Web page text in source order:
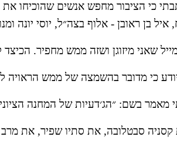
איל בן ראובן - אלוף בצה״ל, יוסי יונה
שאני מיזוגן ושזה ממש מחפיר.
כי מדובר בהשמצה של ממש הראויה
מאמר בשם: ״הג׳דעיות של המחנה
סבטלובה, את סתיו שפיר, את מרב